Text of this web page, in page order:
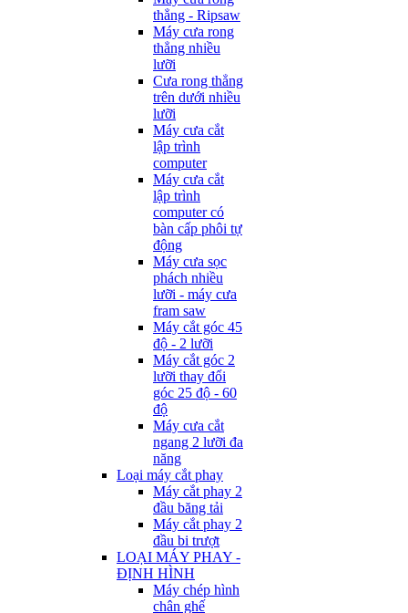
thẳng - Ripsaw
Máy cưa rong
thẳng nhiều
lưỡi
Cưa rong thẳng
trên dưới nhiều
lưỡi
Máy cưa cắt
lập trình
computer
Máy cưa cắt
lập trình
computer có
bàn cấp phôi tự
động
Máy cưa sọc
phách nhiều
lưỡi - máy cưa
fram saw
Máy cắt góc 45
độ - 2 lưỡi
Máy cắt góc 2
lưỡi thay đổi
góc 25 độ - 60
độ
Máy cưa cắt
ngang 2 lưỡi đa
năng
Loại máy cắt phay
Máy cắt phay 2
đầu băng tải
Máy cắt phay 2
đầu bi trượt
LOẠI MÁY PHAY -
ĐỊNH HÌNH
Máy chép hình
chân ghế